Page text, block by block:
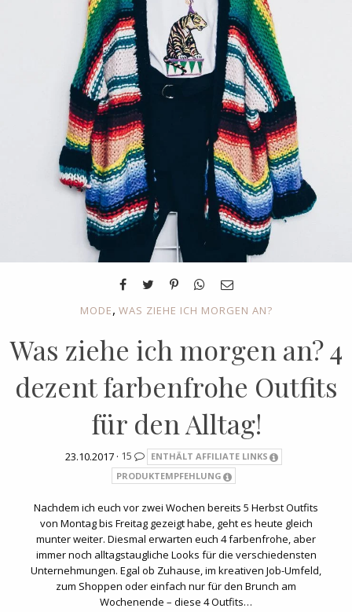
MODE, WAS ZIEHE ICH MORGEN AN?
Was ziehe ich morgen an? 4
dezent farbenfrohe Outfits
für den Alltag!
23.10.2017 · 15
ENTHÄLT AFFILIATE LINKS
PRODUKTEMPFEHLUNG
Nachdem ich euch vor zwei Wochen bereits 5 Herbst Outfits
von Montag bis Freitag gezeigt habe, geht es heute gleich
munter weiter. Diesmal erwarten euch 4 farbenfrohe, aber
immer noch alltagstaugliche Looks für die verschiedensten
Unternehmungen. Egal ob Zuhause, im kreativen Job-Umfeld,
zum Shoppen oder einfach nur für den Brunch am
Wochenende – diese 4 Outfits…